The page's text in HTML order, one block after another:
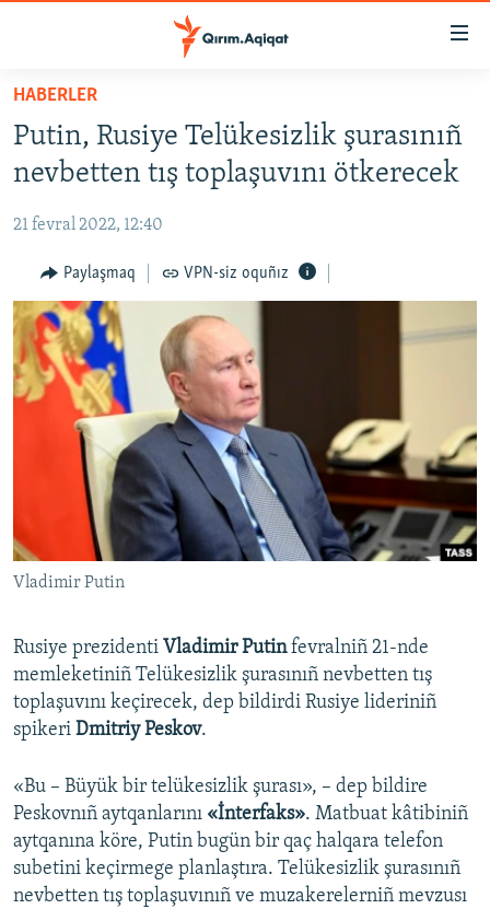
Esas
qaytmaq
Baş
qaytmaq
qaytmaq
SİYASET
CEMİYET
MEDENİYET
İNSAN AQLARI
VİDEO
SÜRET
BLOGLAR
Русский
Українською
RFE/RS bütün saytları
HABERLER
Putin, Rusiye Telükesizlik şurasınıñ
nevbetten tış toplaşuvını ötkerecek
21 fevral 2022, 12:40
Paylaşmaq VPN-siz oquñız
Vladimir Putin
Rusiye prezidenti Vladimir Putinfevralniñ 21-nde
memleketiniñ Telükesizlik şurasınıñ nevbetten tış
toplaşuvını keçirecek, dep bildirdi Rusiye lideriniñ
spikeri Dmitriy Peskov.
«Bu – Büyük bir telükesizlik şurası», – dep bildire
Peskovnıñ aytqanlarını «İnterfaks». Matbuat kâtibiniñ
aytqanına köre, Putin bugün bir qaç halqara telefon
subetini keçirmege planlaştıra. Telükesizlik şurasınıñ
nevbetten tış toplaşuvınıñ ve muzakerelerniñ mevzusı